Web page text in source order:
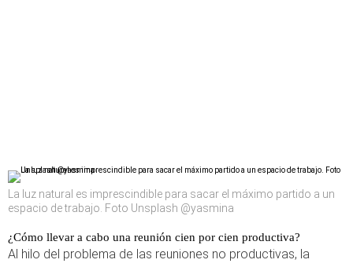
La luz natural es imprescindible para sacar el máximo partido a un
espacio de trabajo. Foto Unsplash @yasmina
¿Cómo llevar a cabo una reunión cien por cien productiva?
Al hilo del problema de las reuniones no productivas, la